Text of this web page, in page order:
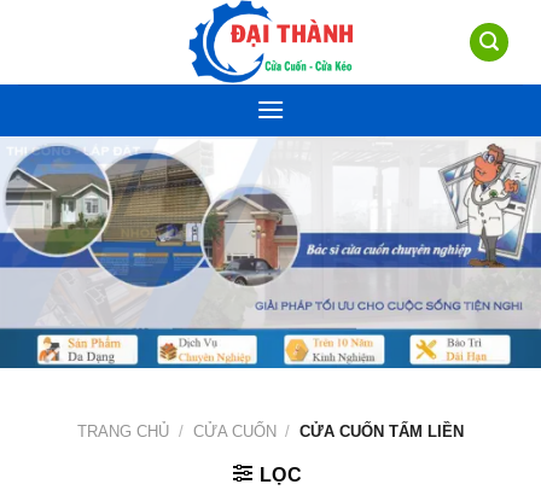
TRANG CHỦ / CỬA CUỐN / CỬA CUỐN TẤM LIỀN
LỌC